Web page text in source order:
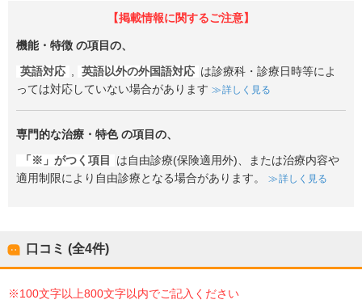
【掲載情報に関するご注意】
機能・特徴 の項目の、
英語対応 , 英語以外の外国語対応 は診療科・診療日時等によ
っては対応していない場合があります
詳しく見る
専門的な治療・特色の項目の、
「※」がつく項目
は自由診療(保険適用外)、または治療内容や
適用制限により自由診療となる場合があります。
詳しく見る
口コミ (全4件)
※100文字以上800文字以内でご記入ください